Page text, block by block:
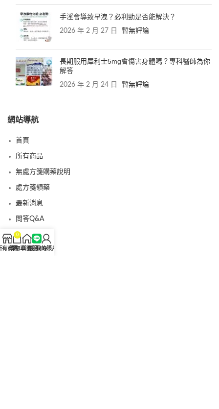
手淫會導致早洩？必利勁是否能解決？
2026 年 2 月 27 日 暫無評論
長期服用犀利士5mg會傷害身體嗎？專科醫師為你
解答
2026 年 2 月 24 日 暫無評論
網站導航
首頁
所有商品
無處方箋購藥說明
處方箋領藥
最新消息
問答Q&A
認識我們
聯絡我們
有商品
0
購物車首頁客服Line
我的賬戶